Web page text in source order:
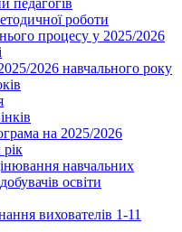
педагогів
роботи
процесу у 2025/2026
2026 навчального року
на 2025/2026
навчальних
освіти
вихователів 1-11